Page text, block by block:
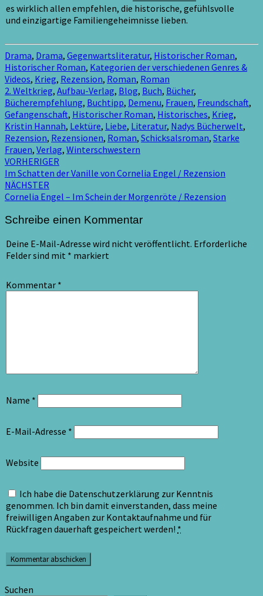
es wirklich allen empfehlen, die historische, gefühlsvolle
und einzigartige Familiengeheimnisse lieben.
Drama, Drama, Gegenwartsliteratur, Historischer Roman,
Historischer Roman, Kategorien der verschiedenen Genres &
Videos, Krieg, Rezension, Roman, Roman
2. Weltkrieg, Aufbau-Verlag, Blog, Buch, Bücher,
Bücherempfehlung, Buchtipp, Demenu, Frauen, Freundschaft,
Gefangenschaft, Historischer Roman, Historisches, Krieg,
Kristin Hannah, Lektüre, Liebe, Literatur, Nadys Bücherwelt,
Rezension, Rezensionen, Roman, Schicksalsroman, Starke
Frauen, Verlag, Winterschwestern
Beitragsnavigation
VORHERIGER
Im Schatten der Vanille von Cornelia Engel / Rezension
NÄCHSTER
Cornelia Engel – Im Schein der Morgenröte / Rezension
Schreibe einen Kommentar
Deine E-Mail-Adresse wird nicht veröffentlicht. Erforderliche
Felder sind mit * markiert
Kommentar *
Name *
E-Mail-Adresse *
Website
Ich habe die Datenschutzerklärung zur Kenntnis
genommen. Ich bin damit einverstanden, dass meine
freiwilligen Angaben zur Kontaktaufnahme und für
Rückfragen dauerhaft gespeichert werden! *
Suchen